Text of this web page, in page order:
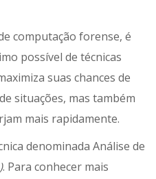
computação forense, é
possível de técnicas
suas chances de
situações, mas também
mais rapidamente.
denominada Análise de
. Para conhecer mais